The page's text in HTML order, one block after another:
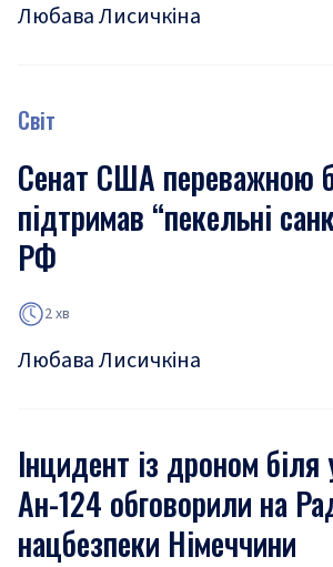
Любава Лисичкіна
Світ
Сенат США переважною
підтримав “пекельні
РФ
2 хв
Любава Лисичкіна
Інцидент із дроном біля
Ан-124 обговорили на
нацбезпеки Німеччини